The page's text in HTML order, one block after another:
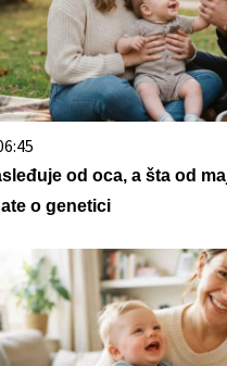
od oca, a šta od
o genetici